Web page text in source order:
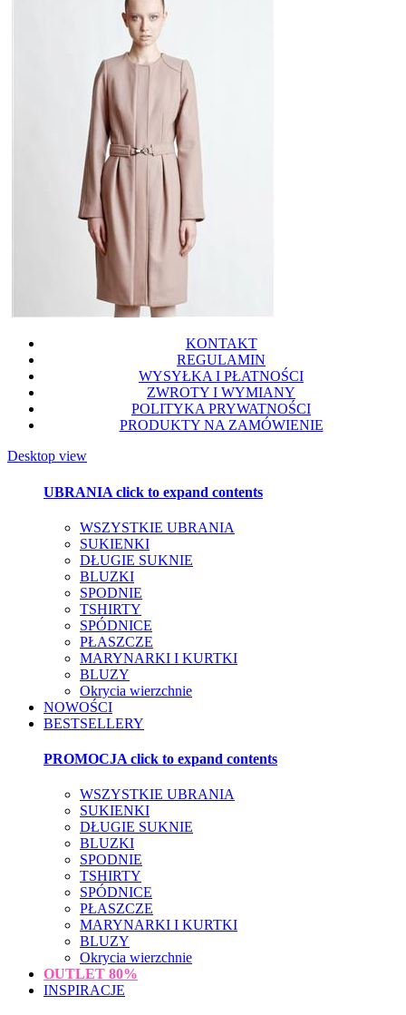
KONTAKT
REGULAMIN
WYSYŁKA I PŁATNOŚCI
ZWROTY I WYMIANY
POLITYKA PRYWATNOŚCI
PRODUKTY NA ZAMÓWIENIE
Desktop view
UBRANIA click to expand contents
WSZYSTKIE UBRANIA
SUKIENKI
DŁUGIE SUKNIE
BLUZKI
SPODNIE
TSHIRTY
SPÓDNICE
PŁASZCZE
MARYNARKI I KURTKI
BLUZY
Okrycia wierzchnie
NOWOŚCI
BESTSELLERY
PROMOCJA click to expand contents
WSZYSTKIE UBRANIA
SUKIENKI
DŁUGIE SUKNIE
BLUZKI
SPODNIE
TSHIRTY
SPÓDNICE
PŁASZCZE
MARYNARKI I KURTKI
BLUZY
Okrycia wierzchnie
OUTLET 80%
INSPIRACJE